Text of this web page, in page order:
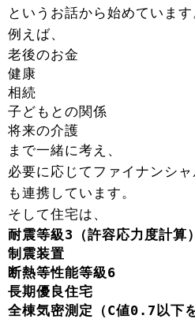
というお話から始めています
例えば、
老後のお金
健康
相続
子どもとの関係
将来の介護
まで一緒に考え、
必要に応じてファイナンシ
も連携しています。
そして住宅は、
耐震等級3（許容応力度計算）
制震装置
断熱等性能等級6
長期優良住宅
全棟気密測定（C値0.7以下